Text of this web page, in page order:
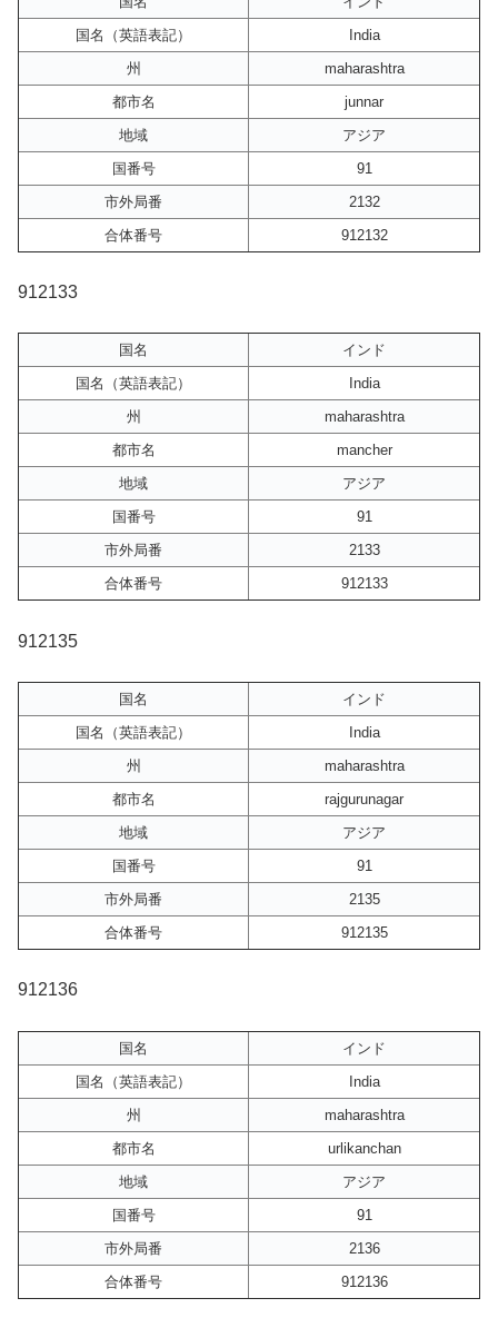
国名（英語表記）
India
州
maharashtra
都市名
junnar
地域
アジア
国番号
91
市外局番
2132
合体番号
912132
912133
国名
インド
国名（英語表記）
India
州
maharashtra
都市名
mancher
地域
アジア
国番号
91
市外局番
2133
合体番号
912133
912135
国名
インド
国名（英語表記）
India
州
maharashtra
都市名
rajgurunagar
地域
アジア
国番号
91
市外局番
2135
合体番号
912135
912136
国名
インド
国名（英語表記）
India
州
maharashtra
都市名
urlikanchan
地域
アジア
国番号
91
市外局番
2136
合体番号
912136